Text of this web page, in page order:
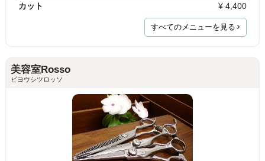
カット
¥ 4,400
すべてのメニューを見る
美容室Rosso
ビヨウシツロッソ